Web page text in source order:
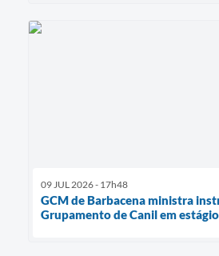
09 JUL 2026 - 17h48
GCM de Barbacena ministra
Grupamento de Canil em estágio